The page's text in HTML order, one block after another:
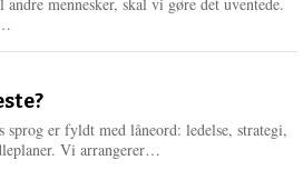
e
e
e
er fyldt med låneord: ledelse, strategi,
Vi arrangerer…